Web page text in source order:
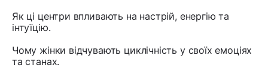
Як ці центри впливають на настрій, енергію та
інтуїцію.
Чому жінки відчувають циклічність у своїх емоціях
та станах.